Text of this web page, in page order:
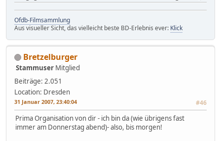
Ofdb-Filmsammlung
Aus visueller Sicht, das vielleicht beste BD-Erlebnis ever: Klick
Bretzelburger
Stammuser Mitglied
Beiträge: 2.051
Location: Dresden
31 Januar 2007, 23:40:04 #46
Prima Organisation von dir - ich bin da (wie übrigens fast
immer am Donnerstag abend)- also, bis morgen!